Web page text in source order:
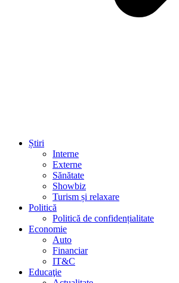
Știri
Interne
Externe
Sănătate
Showbiz
Turism și relaxare
Politică
Politică de confidențialitate
Economie
Auto
Financiar
IT&C
Educaţie